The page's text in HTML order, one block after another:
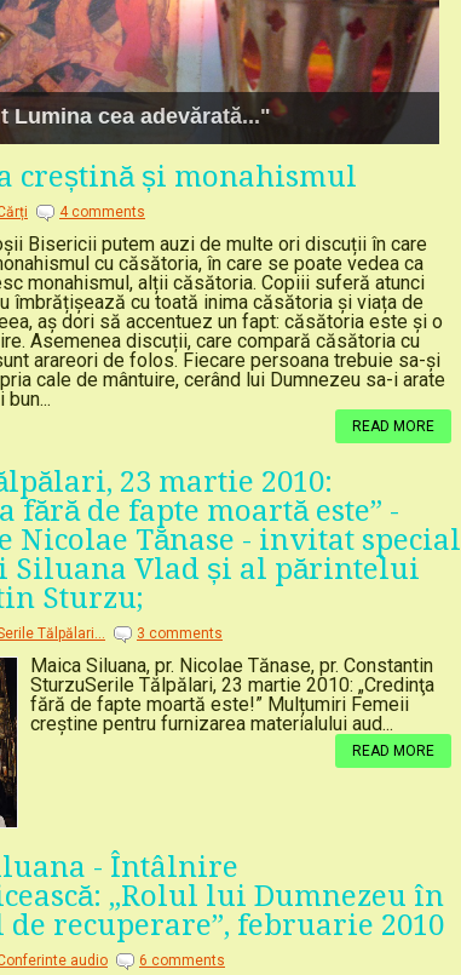
Lumina cea adevărată..."
creștină și monahismul
4 comments
Bisericii putem auzi de multe ori discuții în care
cu căsătoria, în care se poate vedea ca
monahismul, alții căsătoria. Copiii suferă atunci
îmbrățișează cu toată inima căsătoria și viața de
aș dori să accentuez un fapt: căsătoria este și o
Asemenea discuții, care compară căsătoria cu
arareori de folos. Fiecare persoana trebuie sa-și
cale de mântuire, cerând lui Dumnezeu sa-i arate
bun...
READ MORE
23 martie 2010:
fără de fapte moartă este” -
Nicolae Tănase - invitat special
Siluana Vlad și al părintelui
Sturzu;
Tălpălari... 3 comments
Maica Siluana, pr. Nicolae Tănase, pr. Constantin
SturzuSerile Tălpălari, 23 martie 2010: „Credinţa
fără de fapte moartă este!” Mulțumiri Femeii
creștine pentru furnizarea materialului aud...
READ MORE
- Întâlnire
„Rolul lui Dumnezeu în
de recuperare”, februarie 2010
audio 6 comments